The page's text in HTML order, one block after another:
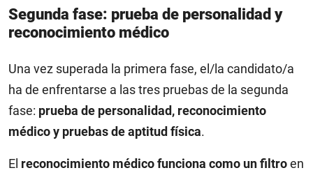
Segunda fase: prueba de personalidad y
reconocimiento médico
Una vez superada la primera fase, el/la candidato/a
ha de enfrentarse a las tres pruebas de la segunda
fase: prueba de personalidad, reconocimiento
médico y pruebas de aptitud física.
El reconocimiento médico funciona como un filtroen